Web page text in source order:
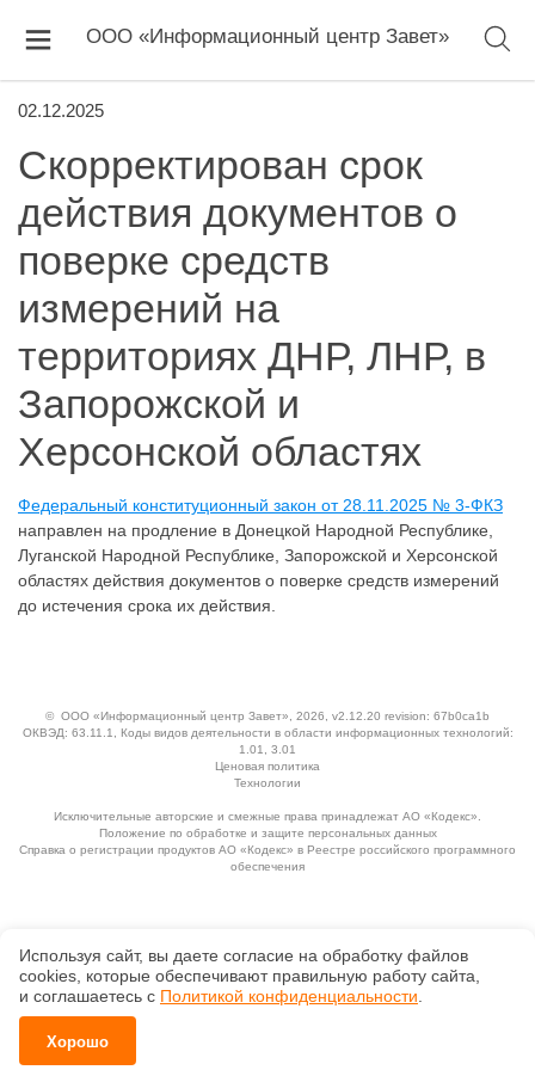
ООО «Информационный центр Завет»
02.12.2025
Скорректирован срок
действия документов о
поверке средств
измерений на
территориях ДНР, ЛНР, в
Запорожской и
Херсонской областях
Федеральный конституционный закон от 28.11.2025 № 3-ФКЗ
направлен на продление в Донецкой Народной Республике,
Луганской Народной Республике, Запорожской и Херсонской
областях действия документов о поверке средств измерений
до истечения срока их действия.
© ООО «Информационный центр Завет» , 2026, v2.12.20 revision: 67b0ca1b
ОКВЭД: 63.11.1, Коды видов деятельности в области информационных технологий:
1.01, 3.01
Ценовая политика
Технологии
Исключительные авторские и смежные права принадлежат АО «Кодекс».
Положение по обработке и защите персональных данных
Справка о регистрации продуктов АО «Кодекс» в Реестре российского программного
обеспечения
Используя сайт, вы даете согласие на обработку файлов
сооkiеs, которые обеспечивают правильную работу сайта,
и соглашаетесь с Политикой конфиденциальности
Хорошо